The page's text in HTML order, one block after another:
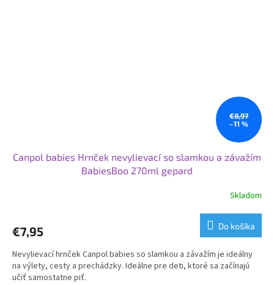
€8,97
–11 %
Canpol babies Hrnček nevylievací so slamkou a závažím
BabiesBoo 270ml gepard
Skladom
€7,95 Do košíka
Nevylievací hrnček Canpol babies so slamkou a závažím je ideálny
na výlety, cesty a prechádzky. Ideálne pre deti, ktoré sa začínajú
učiť samostatne piť.